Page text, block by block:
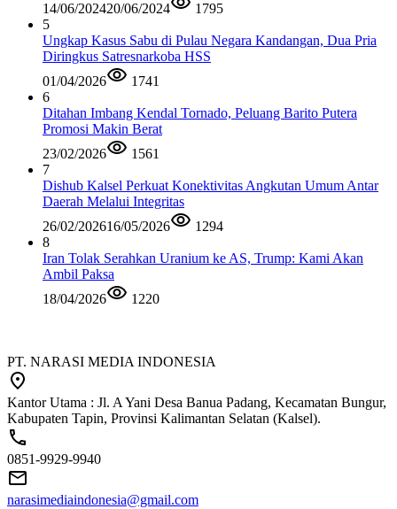
14/06/202420/06/2024
1795
5
Ungkap Kasus Sabu di Pulau Negara Kandangan, Dua Pria
Diringkus Satresnarkoba HSS
01/04/2026
1741
6
Ditahan Imbang Kendal Tornado, Peluang Barito Putera
Promosi Makin Berat
23/02/2026
1561
7
Dishub Kalsel Perkuat Konektivitas Angkutan Umum Antar
Daerah Melalui Integritas
26/02/202616/05/2026
1294
8
Iran Tolak Serahkan Uranium ke AS, Trump: Kami Akan
Ambil Paksa
18/04/2026
1220
PT. NARASI MEDIA INDONESIA
Kantor Utama : Jl. A Yani Desa Banua Padang, Kecamatan Bungur,
Kabupaten Tapin, Provinsi Kalimantan Selatan (Kalsel).
0851-9929-9940
narasimediaindonesia@gmail.com